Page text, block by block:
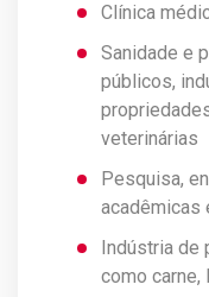
Clínica
Sanidade e
públicos,
veterinárias
Pesquisa,
acadêmicas
Indústria de
como carne,